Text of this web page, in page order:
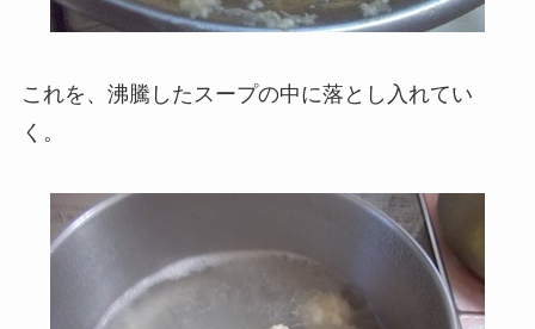
これを、沸騰したスープの中に落とし入れてい
く。